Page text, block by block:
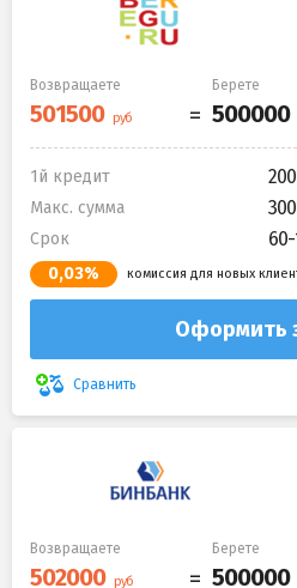
Возвращаете Берете
1й кредит
Макс. сумма
Срок
0,03% комиссия для новых
Оформить
Сравнить
Возвращаете Берете